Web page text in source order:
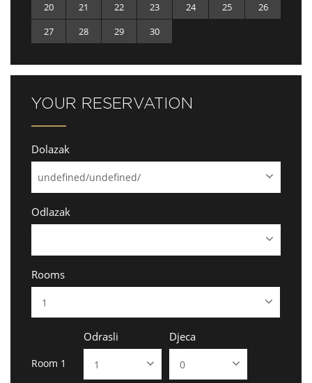
20
21 22 23 24 25
26
27
28 29 30
YOUR RESERVATION
Dolazak
Odlazak
Rooms
Room 1
Odrasli Djeca